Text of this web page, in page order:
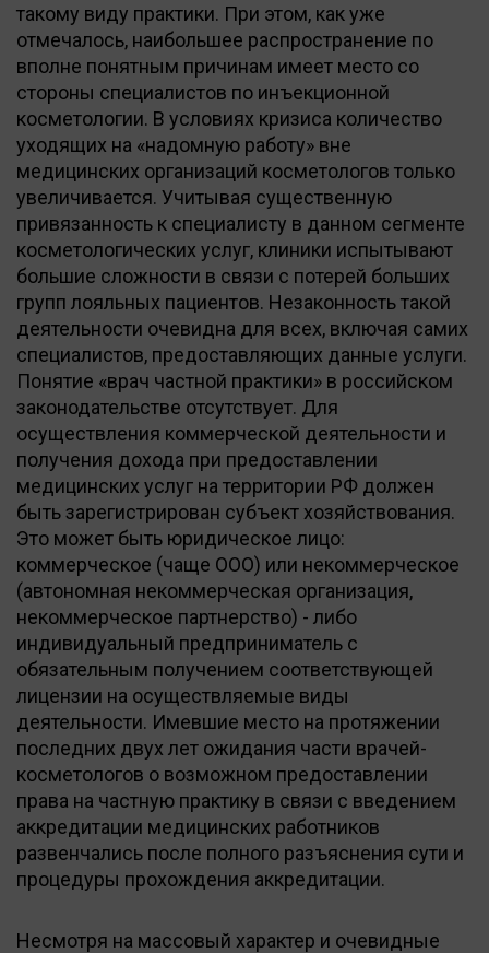
такому виду практики. При этом, как уже
отмечалось, наибольшее распространение по
вполне понятным причинам имеет место со
стороны специалистов по инъекционной
косметологии. В условиях кризиса количество
уходящих на «надомную работу» вне
медицинских организаций косметологов только
увеличивается. Учитывая существенную
привязанность к специалисту в данном сегменте
косметологических услуг, клиники испытывают
большие сложности в связи с потерей больших
групп лояльных пациентов. Незаконность такой
деятельности очевидна для всех, включая самих
специалистов, предоставляющих данные услуги.
Понятие «врач частной практики» в российском
законодательстве отсутствует. Для
осуществления коммерческой деятельности и
получения дохода при предоставлении
медицинских услуг на территории РФ должен
быть зарегистрирован субъект хозяйствования.
Это может быть юридическое лицо:
коммерческое (чаще ООО) или некоммерческое
(автономная некоммерческая организация,
некоммерческое партнерство) - либо
индивидуальный предприниматель с
обязательным получением соответствующей
лицензии на осуществляемые виды
деятельности. Имевшие место на протяжении
последних двух лет ожидания части врачей-
косметологов о возможном предоставлении
права на частную практику в связи с введением
аккредитации медицинских работников
развенчались после полного разъяснения сути и
процедуры прохождения аккредитации.
Несмотря на массовый характер и очевидные